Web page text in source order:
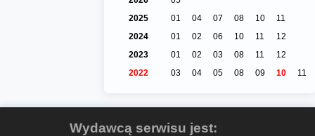
2025
01 04 07 08 10
11
2024
01 02 06 10 11
12
2023
01 02 03 08 11
12
2022
03 04 05 08 09 10 11
Wydawcą serwisu jest: